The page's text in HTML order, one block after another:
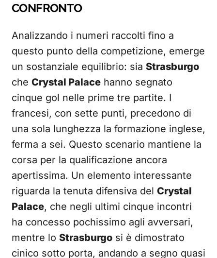
CONFRONTO
Analizzando i numeri raccolti fino a
questo punto della competizione, emerge
un sostanziale equilibrio: sia Strasburgo
che Crystal Palace hanno segnato
cinque gol nelle prime tre partite. I
francesi, con sette punti, precedono di
una sola lunghezza la formazione inglese,
ferma a sei. Questo scenario mantiene la
corsa per la qualificazione ancora
apertissima. Un elemento interessante
riguarda la tenuta difensiva del Crystal
Palace, che negli ultimi cinque incontri
ha concesso pochissimo agli avversari,
mentre lo Strasburgo si è dimostrato
cinico sotto porta, andando a segno quasi